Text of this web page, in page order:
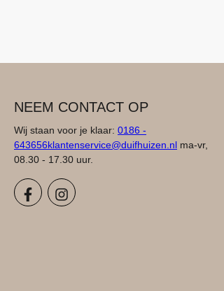
NEEM CONTACT OP
Wij staan voor je klaar: 0186 -
643656klantenservice@duifhuizen.nl ma-vr,
08.30 - 17.30 uur.